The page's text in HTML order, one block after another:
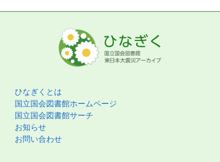
ひなぎくとは
国立国会図書館ホームページ
国立国会図書館サーチ
お知らせ
お問い合わせ